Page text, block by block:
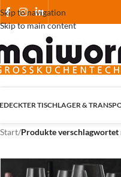
Skip to navigation
Skip to main content
TISCHLAGER &
Start/Produkte verschlagwortet